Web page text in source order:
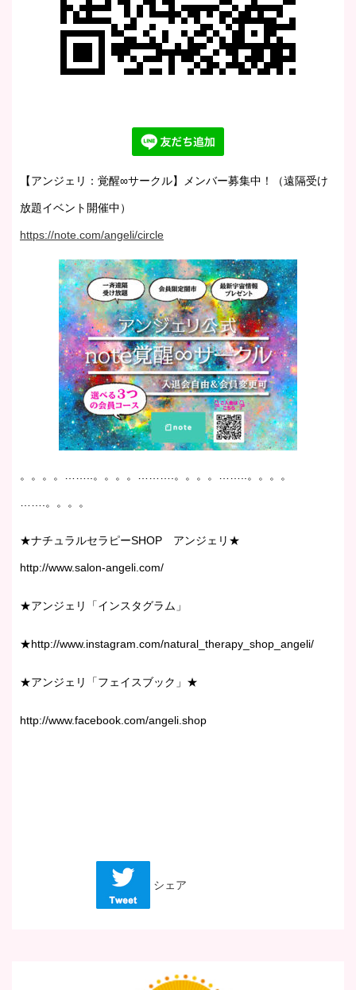
【アンジェリ：覚醒∞サークル】メンバー募集中！（遠隔受け
放題イベント開催中）
https://note.com/angeli/circle
。。。。……..。。。。……….。。。。……..。。。。
…….。。。。
★ナチュラルセラピーSHOP アンジェリ★
http://www.salon-angeli.com/
★アンジェリ「インスタグラム」
★http://www.instagram.com/natural_therapy_shop_angeli/
★アンジェリ「フェイスブック」★
http://www.facebook.com/angeli.shop
シェア